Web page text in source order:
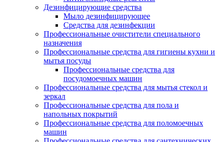
Дезинфицирующие средства
Мыло дезинфицирующее
Средства для дезинфекции
Профессиональные очистители специального
назначения
Профессиональные средства для гигиены кухни и
мытья посуды
Профессиональные средства для
посудомоечных машин
Профессиональные средства для мытья стекол и
зеркал
Профессиональные средства для пола и
напольных покрытий
Профессиональные средства для поломоечных
машин